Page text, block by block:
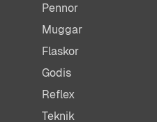
Pennor
Muggar
Flaskor
Godis
Reflex
Teknik